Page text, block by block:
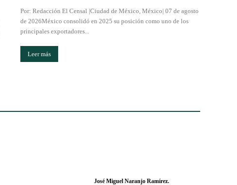
Por: Redacción El Censal |Ciudad de México, México| 07 de agosto
de 2026México consolidó en 2025 su posición como uno de los
principales exportadores...
Leer más
José Miguel Naranjo Ramírez.